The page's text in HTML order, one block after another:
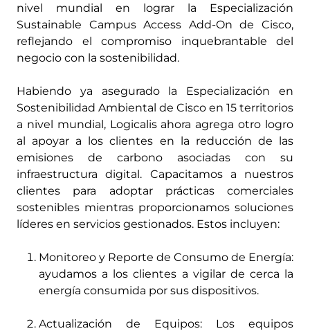
nivel mundial en lograr la Especialización
Sustainable Campus Access Add-On de Cisco,
reflejando el compromiso inquebrantable del
negocio con la sostenibilidad.
Habiendo ya asegurado la Especialización en
Sostenibilidad Ambiental de Cisco en 15 territorios
a nivel mundial, Logicalis ahora agrega otro logro
al apoyar a los clientes en la reducción de las
emisiones de carbono asociadas con su
infraestructura digital. Capacitamos a nuestros
clientes para adoptar prácticas comerciales
sostenibles mientras proporcionamos soluciones
líderes en servicios gestionados. Estos incluyen:
Monitoreo y Reporte de Consumo de Energía:
ayudamos a los clientes a vigilar de cerca la
energía consumida por sus dispositivos.
Actualización de Equipos: Los equipos